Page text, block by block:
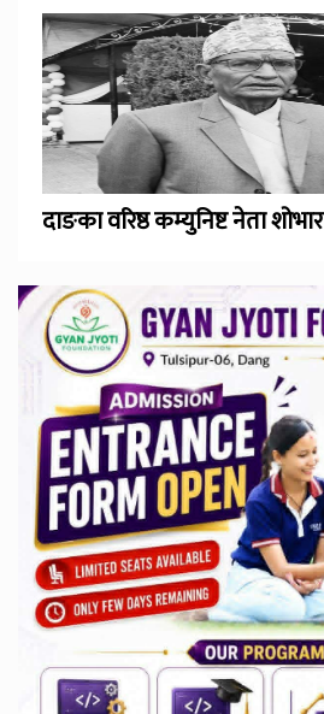
दाङका वरिष्ठ कम्युनिष्ट नेता